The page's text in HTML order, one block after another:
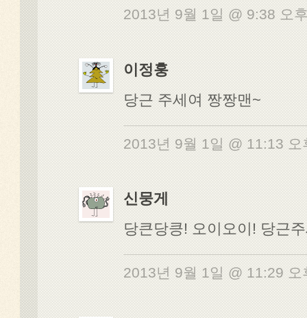
2013년 9월 1일 @ 9:38 오
이정훙
당근 주세여 짱짱맨~
2013년 9월 1일 @ 11:13
신뭉게
당큰당킁! 오이오이! 당근
2013년 9월 1일 @ 11:29